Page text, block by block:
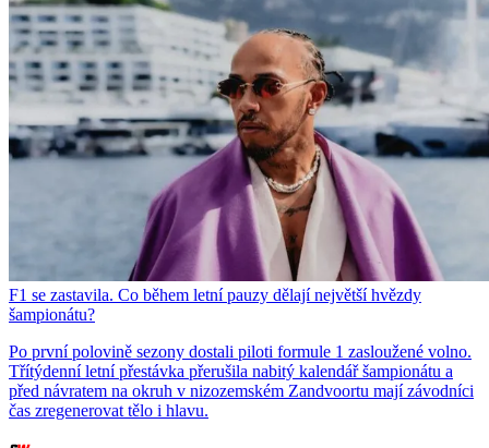
F1 se zastavila. Co během letní pauzy dělají největší hvězdy
šampionátu?
Po první polovině sezony dostali piloti formule 1 zasloužené volno.
Třítýdenní letní přestávka přerušila nabitý kalendář šampionátu a
před návratem na okruh v nizozemském Zandvoortu mají závodníci
čas zregenerovat tělo i hlavu.